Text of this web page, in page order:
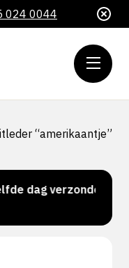
024 0044
“amerikaantje”
dag verzonden